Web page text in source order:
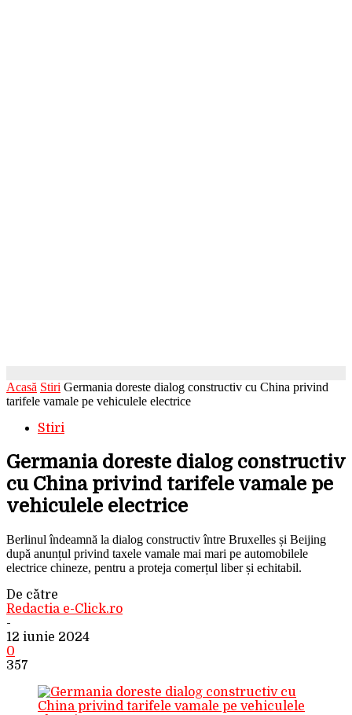
Acasă Stiri Germania doreste dialog constructiv cu China privind
tarifele vamale pe vehiculele electrice
Stiri
Germania doreste dialog constructiv
cu China privind tarifele vamale pe
vehiculele electrice
Berlinul îndeamnă la dialog constructiv între Bruxelles și Beijing
după anunțul privind taxele vamale mai mari pe automobilele
electrice chineze, pentru a proteja comerțul liber și echitabil.
De către
Redactia e-Click.ro
-
12 iunie 2024
0
357